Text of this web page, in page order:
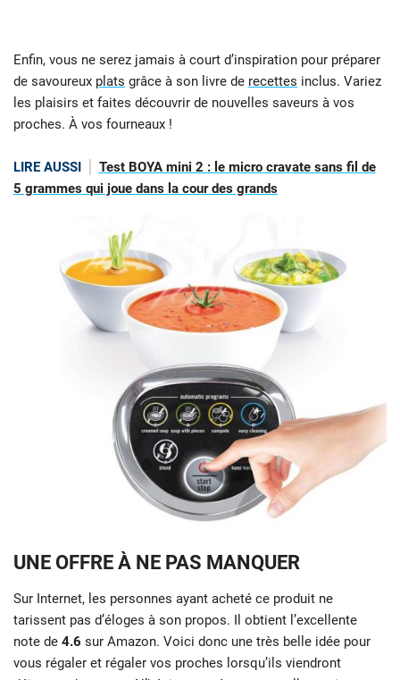
Enfin, vous ne serez jamais à court d’inspiration pour préparer
de savoureux plats grâce à son livre de recettes inclus. Variez
les plaisirs et faites découvrir de nouvelles saveurs à vos
proches. À vos fourneaux !
LIRE AUSSI
Test BOYA mini 2 : le micro cravate sans fil de
5 grammes qui joue dans la cour des grands
UNE OFFRE À NE PAS MANQUER
Sur Internet, les personnes ayant acheté ce produit ne
tarissent pas d’éloges à son propos. Il obtient l’excellente
note de 4.6 sur Amazon. Voici donc une très belle idée pour
vous régaler et régaler vos proches lorsqu’ils viendront